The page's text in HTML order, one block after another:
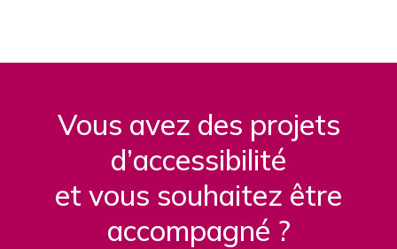
Vous avez des projets
d’accessibilité
et vous souhaitez être
accompagné ?